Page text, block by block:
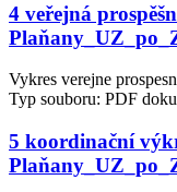
4 veřejná
Vykres verejne
Typ souboru: PDF
5 koordinační